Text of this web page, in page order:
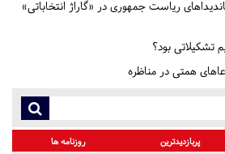
ریاست جمهوری در «گاراژ انتخاباتی»
تشکیلاتی بود؟
همتی در مناظره‌
پربازدیدترین روزنامه ها